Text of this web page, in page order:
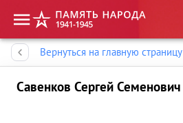
Вернуться на главную страницу
Савенков Сергей Семенович
Память народа